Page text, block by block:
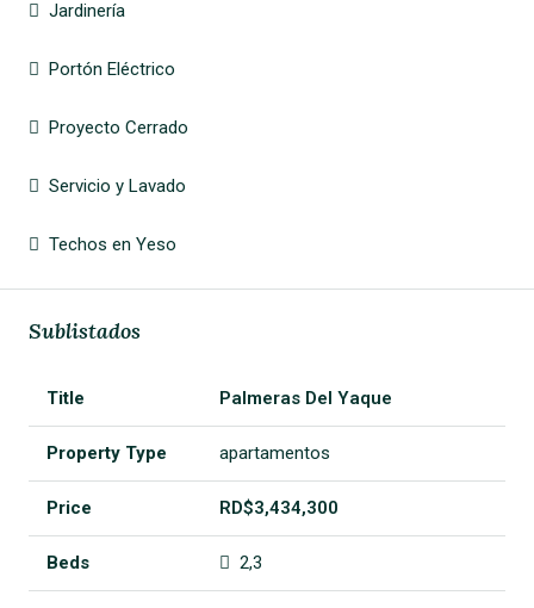
Jardinería
Portón Eléctrico
Proyecto Cerrado
Servicio y Lavado
Techos en Yeso
Sublistados
Palmeras Del Yaque
apartamentos
RD$3,434,300
2,3